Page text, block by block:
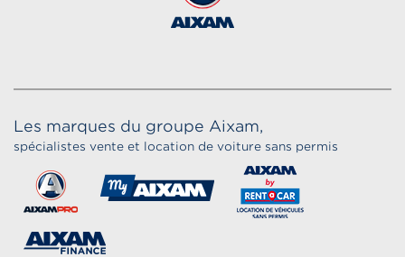
Les marques du groupe Aixam,
spécialistes vente et location de voiture sans permis